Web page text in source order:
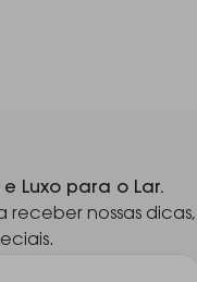
Luxo para o Lar.
receber nossas dicas,